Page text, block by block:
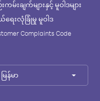
ကမ်းချက်များနှင့် မူဝါဒများ
ေးလုံခြုံမှု မူဝါဒ
Complaints Code
မြန်မာ